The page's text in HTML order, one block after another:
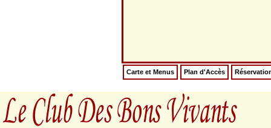
Carte et Menus Plan d'Accès